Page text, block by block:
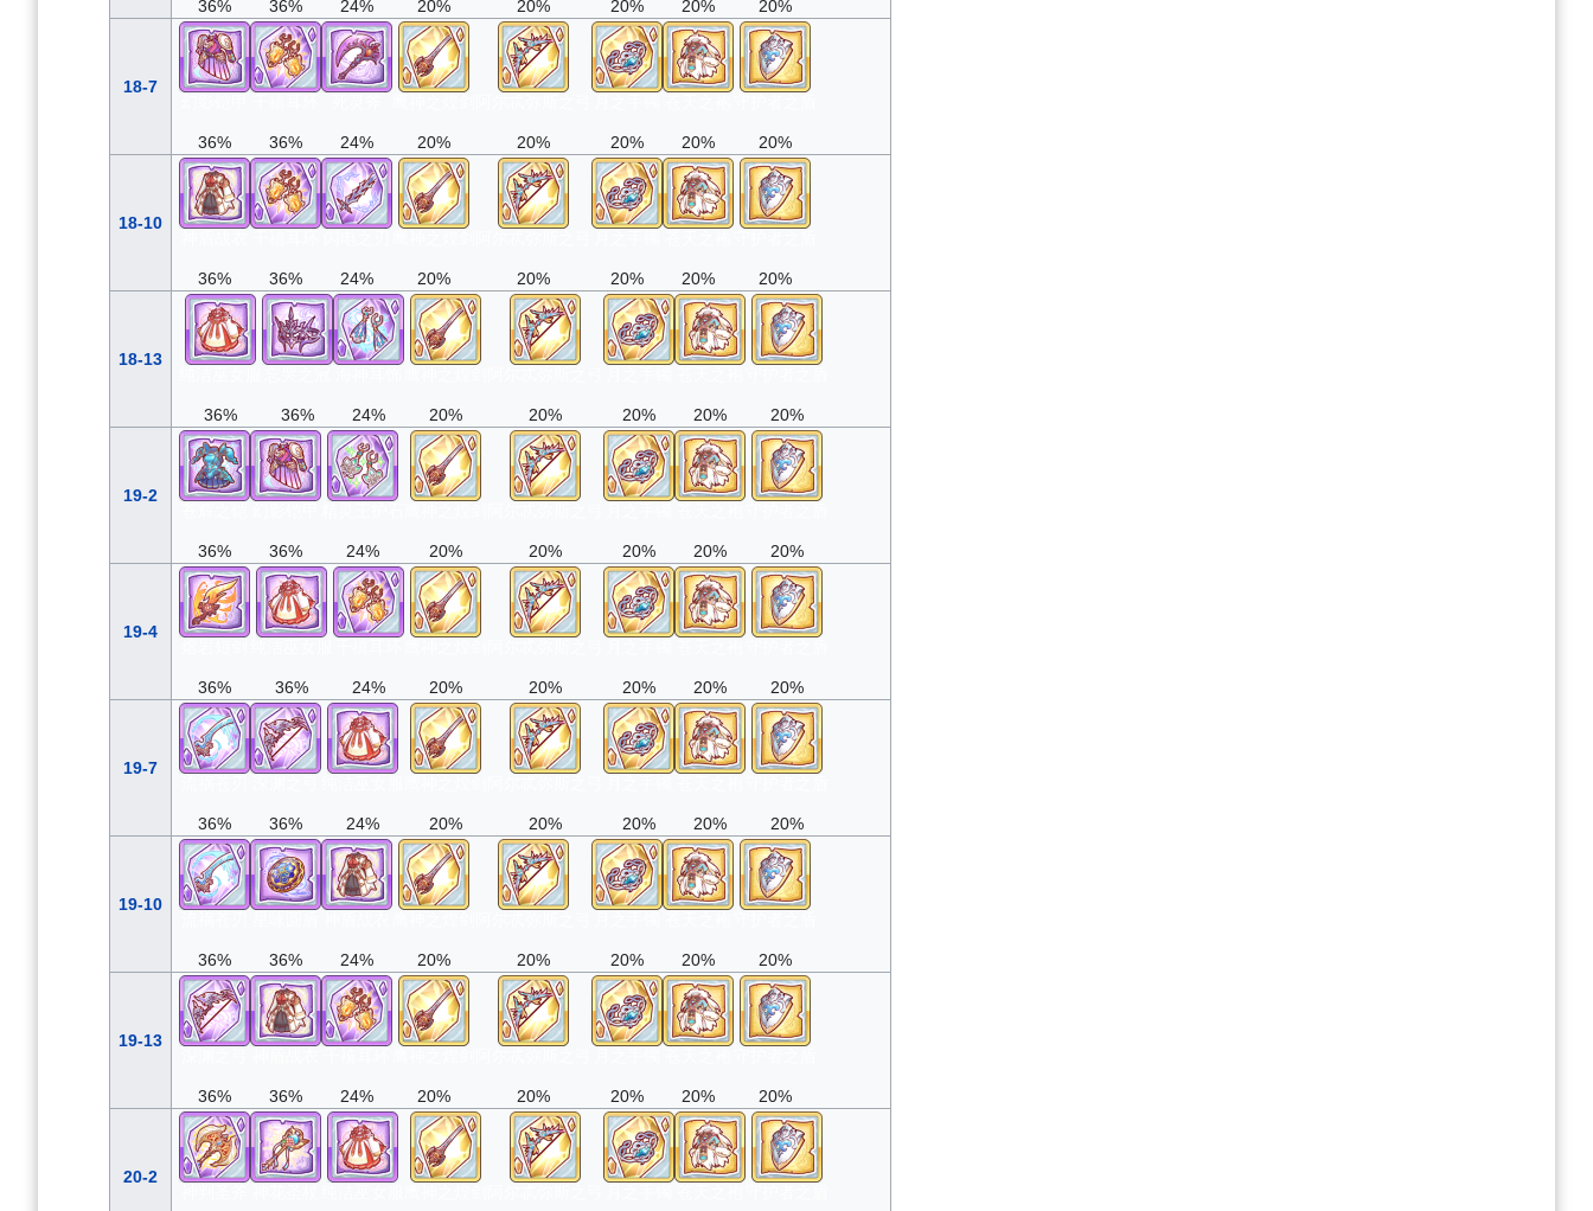
36% 36% 24% 20% 20% 20% 20% 20%
18-7
36% 36% 24% 20% 20% 20% 20% 20%
18-10
36% 36% 24% 20% 20% 20% 20% 20%
18-13
36% 36% 24% 20% 20% 20% 20% 20%
19-2
36% 36% 24% 20% 20% 20% 20% 20%
19-4
36% 36% 24% 20% 20% 20% 20% 20%
19-7
36% 36% 24% 20% 20% 20% 20% 20%
19-10
36% 36% 24% 20% 20% 20% 20% 20%
19-13
36% 36% 24% 20% 20% 20% 20% 20%
20-2